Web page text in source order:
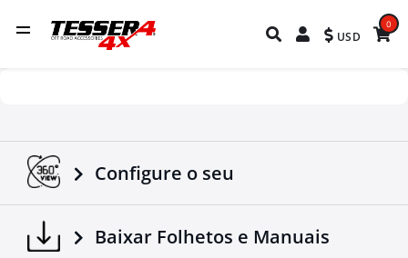
USD
0
Configure o seu
Baixar Folhetos e Manuais